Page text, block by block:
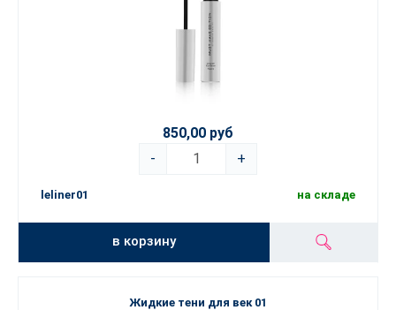
850,00 руб
-
+
leliner01 на складе
в корзину
Жидкие тени для век 01